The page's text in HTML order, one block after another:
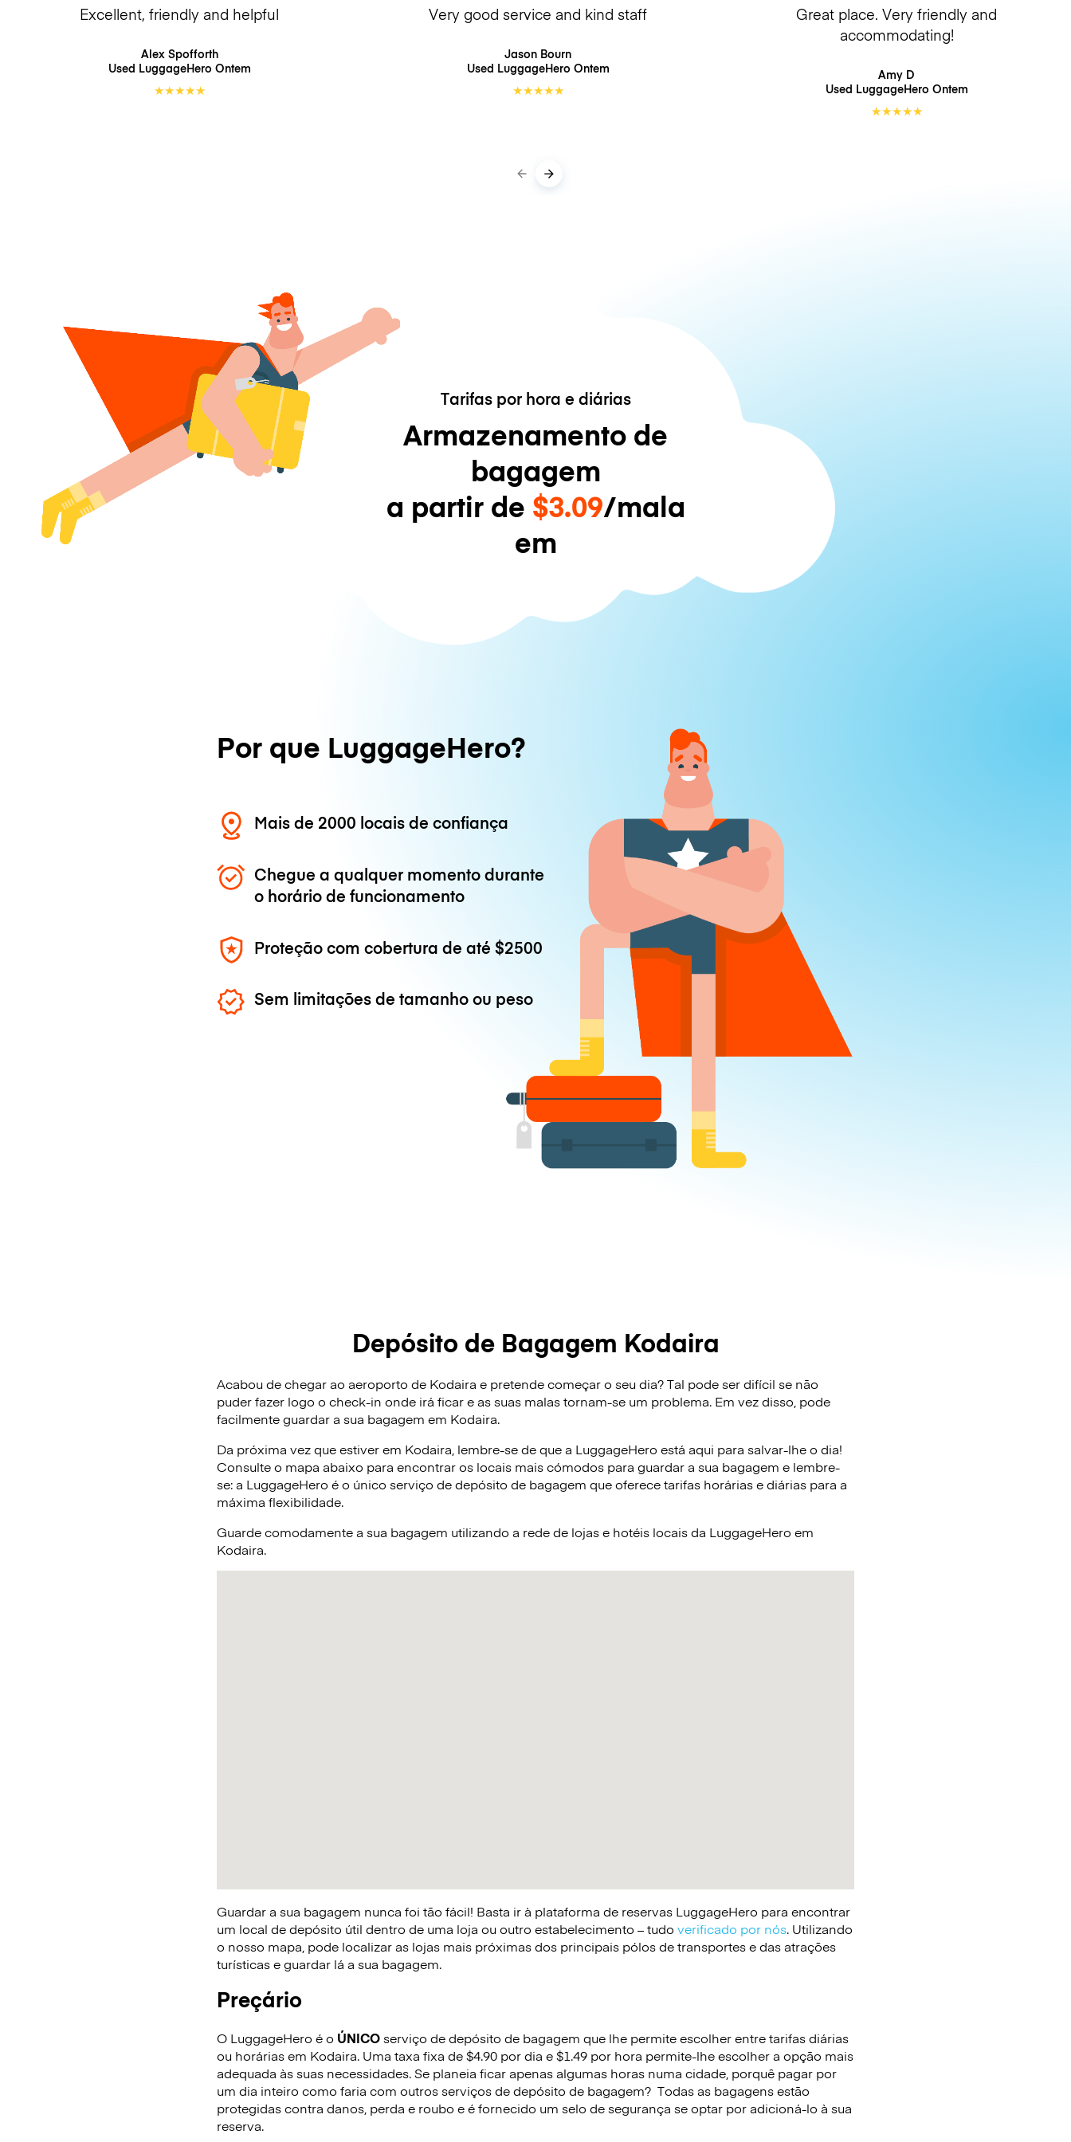
Excellent, friendly and helpful
Alex Spofforth
Used LuggageHero Ontem
★★★★★
Very good service and kind staff
Jason Bourn
Used LuggageHero Ontem
★★★★★
Great place. Very friendly and
accommodating!
Amy D
Used LuggageHero Ontem
★★★★★
Tarifas por hora e diárias
Armazenamento de
bagagem
a partir de $3.09/mala
em
Por que LuggageHero?
Mais de 2000 locais de confiança
Chegue a qualquer momento durante
o horário de funcionamento
Proteção com cobertura de até$2500
Sem limitações de tamanho ou peso
Depósito de Bagagem Kodaira
Acabou de chegar ao aeroporto de Kodaira e pretende começar o seu dia? Tal pode ser difícil se não
puder fazer logo o check-in onde irá ficar e as suas malas tornam-se um problema. Em vez disso, pode
facilmente guardar a sua bagagem em Kodaira.
Da próxima vez que estiver em Kodaira, lembre-se de que a LuggageHero está aqui para salvar-lhe o dia!
Consulte o mapa abaixo para encontrar os locais mais cómodos para guardar a sua bagagem e lembre-
se: a LuggageHero é o único serviço de depósito de bagagem que oferece tarifas horárias e diárias para a
máxima flexibilidade.
Guarde comodamente a sua bagagem utilizando a rede de lojas e hotéis locais da LuggageHero em
Kodaira.
Guardar a sua bagagem nunca foi tão fácil! Basta ir à plataforma de reservas LuggageHero para encontrar
um local de depósito útil dentro de uma loja ou outro estabelecimento – tudo verificado por nós. Utilizando
o nosso mapa, pode localizar as lojas mais próximas dos principais pólos de transportes e das atrações
turísticas e guardar lá a sua bagagem.
Preçário
O LuggageHero é o ÚNICOserviço de depósito de bagagem que lhe permite escolher entre tarifas diárias
ou horárias em Kodaira. Uma taxa fixa de $4.90 por dia e $1.49 por hora permite-lhe escolher a opção mais
adequada às suas necessidades. Se planeia ficar apenas algumas horas numa cidade, porquê pagar por
um dia inteiro como faria com outros serviços de depósito de bagagem? Todas as bagagens estão
protegidas contra danos, perda e roubo e é fornecido um selo de segurança se optar por adicioná-lo à sua
reserva.